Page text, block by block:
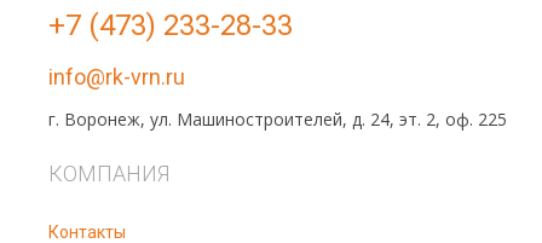
+7 (473) 233-28-33
info@rk-vrn.ru
г. Воронеж, ул. Машиностроителей, д. 24, эт. 2, оф. 225
КОМПАНИЯ
Контакты